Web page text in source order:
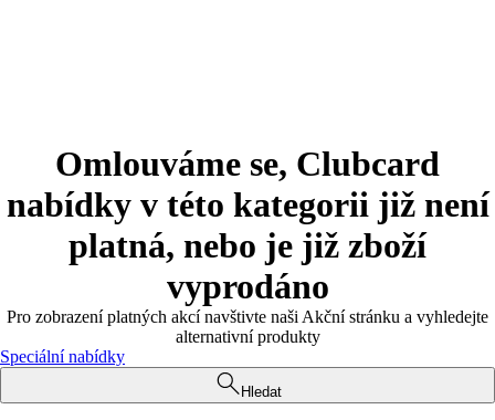
Omlouváme se, Clubcard
nabídky v této kategorii již není
platná, nebo je již zboží
vyprodáno
Pro zobrazení platných akcí navštivte naši Akční stránku a vyhledejte
alternativní produkty
Speciální nabídky
Hledat